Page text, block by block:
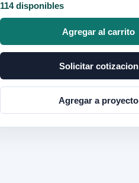
114 disponibles
Agregar al carrito
Solicitar cotizacion
Agregar a proyecto